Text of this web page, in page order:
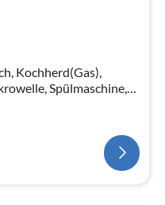
Kochherd(Gas),
Spülmaschine,
Esszimmer(TV, Ofen,